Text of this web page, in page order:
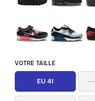
VOTRE TAILLE
EU 41